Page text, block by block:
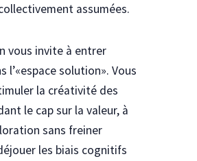
assumées.
vous invite à entrer
l’«espace solution». Vous
la créativité des
le cap sur la valeur, à
sans freiner
les biais cognitifs